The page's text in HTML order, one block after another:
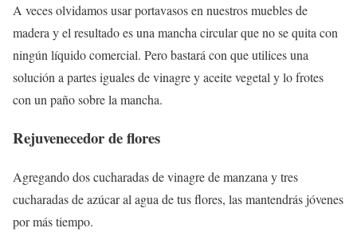
A veces olvidamos usar portavasos en nuestros muebles de
madera y el resultado es una mancha circular que no se quita con
ningún líquido comercial. Pero bastará con que utilices una
solución a partes iguales de vinagre y aceite vegetal y lo frotes
con un paño sobre la mancha.
Rejuvenecedor de flores
Agregando dos cucharadas de vinagre de manzana y tres
cucharadas de azúcar al agua de tus flores, las mantendrás jóvenes
por más tiempo.